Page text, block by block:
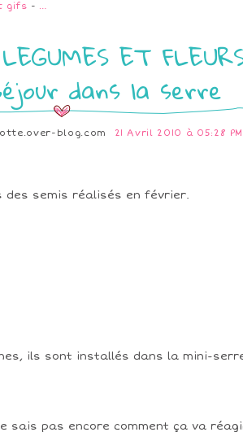
gifs - …
ET
dans la serre
blog.com 21 Avril 2010 à 05:28 PM
des semis réalisés en février.
ils sont installés dans la mini-
sais pas encore comment ça va